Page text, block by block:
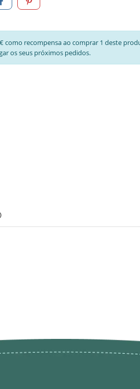
€ como recompensa ao comprar 1 deste
os seus próximos pedidos.